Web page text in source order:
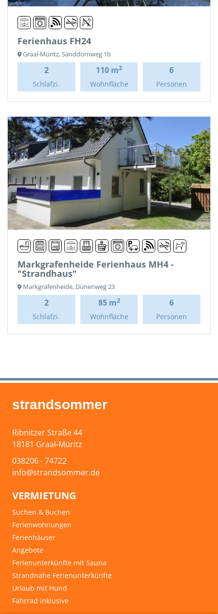
Ferienhaus FH24
Graal-Müritz, Sanddornweg 1b
2
Schlafzi.
110 m2
Wohnfläche
6
Personen
Markgrafenheide Ferienhaus MH4 -
"Strandhaus"
Markgrafenheide, Dünenweg 23
2
Schlafzi.
85 m2
Wohnfläche
6
Personen
strandsommer
Ribnitzer Straße 44
18181 Graal-Müritz
038206 - 74722
info@strandsommer.de
VERMIETUNG
Suchen & Buchen
Ferienwohnungen
Ferienhäuser
Angebote
Ferienunterkünfte mit Sauna
Strandnahe Ferienunterkünfte
Urlaub mit Hund
Fahrrad inklusive